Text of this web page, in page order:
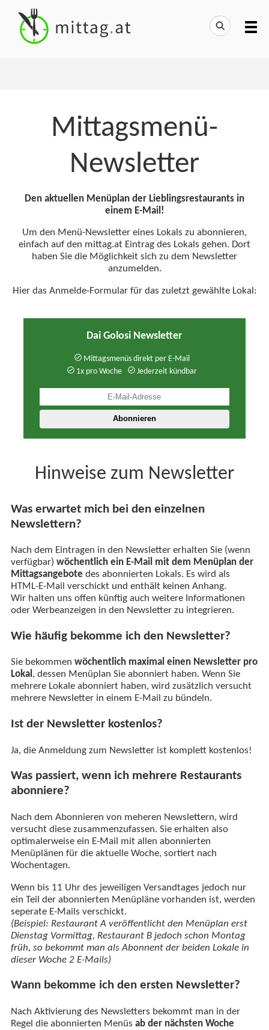
Mittagsmenü-
Newsletter
Den aktuellen Menüplan der Lieblingsrestaurants in
einem E-Mail!
Um den Menü-Newsletter eines Lokals zu abonnieren,
einfach auf den mittag.at Eintrag des Lokals gehen. Dort
haben Sie die Möglichkeit sich zu dem Newsletter
anzumelden.
Hier das Anmelde-Formular für das zuletzt gewählte Lokal:
Dai Golosi Newsletter
Mittagsmenüs direkt per E-Mail
1x pro Woche
Jederzeit kündbar
Hinweise zum Newsletter
Was erwartet mich bei den einzelnen
Newslettern?
Nach dem Eintragen in den Newsletter erhalten Sie (wenn
verfügbar) wöchentlich ein E-Mail mit dem Menüplan der
Mittagsangebote des abonnierten Lokals. Es wird als
HTML-E-Mail verschickt und enthält keinen Anhang.
Wir halten uns offen künftig auch weitere Informationen
oder Werbeanzeigen in den Newsletter zu integrieren.
Wie häufig bekomme ich den Newsletter?
Sie bekommen wöchentlich maximal einen Newsletter pro
Lokal, dessen Menüplan Sie abonniert haben. Wenn Sie
mehrere Lokale abonniert haben, wird zusätzlich versucht
mehrere Newsletter in einem E-Mail zu bündeln.
Ist der Newsletter kostenlos?
Ja, die Anmeldung zum Newsletter ist komplett kostenlos!
Was passiert, wenn ich mehrere Restaurants
abonniere?
Nach dem Abonnieren von meheren Newslettern, wird
versucht diese zusammenzufassen. Sie erhalten also
optimalerweise ein E-Mail mit allen abonnierten
Menüplänen für die aktuelle Woche, sortiert nach
Wochentagen.
Wenn bis 11 Uhr des jeweiligen Versandtages jedoch nur
ein Teil der abonnierten Menüpläne vorhanden ist, werden
seperate E-Mails verschickt.
(Beispiel: Restaurant A veröffentlicht den Menüplan erst
Dienstag Vormittag, Restaurant B jedoch schon Montag
früh, so bekommt man als Abonnent der beiden Lokale in
dieser Woche 2 E-Mails)
Wann bekomme ich den ersten Newsletter?
Nach Aktivierung des Newsletters bekommt man in der
Regel die abonnierten Menüs ab der nächsten Woche